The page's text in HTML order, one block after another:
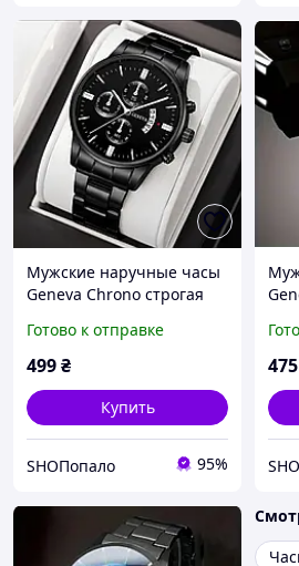
Мужские наручные часы
Geneva Chrono строгая
уверенность в каждой
секунде
Готово к отправке
499₴
Купить
SHOПопало 95%
475